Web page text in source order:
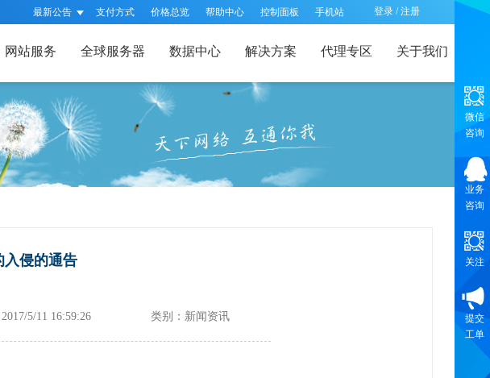
最新公告 支付方式 价格总览 帮助中心 控制面板 手机站 登录 /注册
网站服务 全球服务器 数据中心 解决方案 代理专区 关于我们
微信
咨询
业务
咨询
关注
提交
工单
入侵的通告
5/11 16:59:26 类别：新闻资讯